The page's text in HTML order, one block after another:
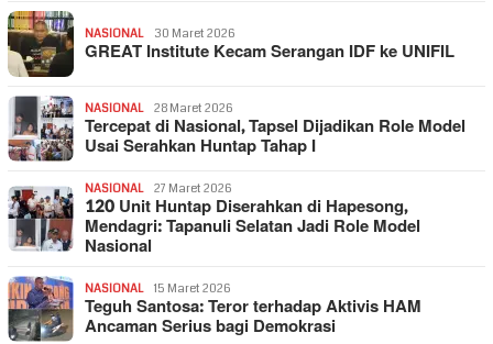
NASIONAL 30 Maret 2026
GREAT Institute Kecam Serangan IDF ke UNIFIL
NASIONAL 28 Maret 2026
Tercepat di Nasional, Tapsel Dijadikan Role Model
Usai Serahkan Huntap Tahap I
NASIONAL 27 Maret 2026
120 Unit Huntap Diserahkan di Hapesong,
Mendagri: Tapanuli Selatan Jadi Role Model
Nasional
NASIONAL 15 Maret 2026
Teguh Santosa: Teror terhadap Aktivis HAM
Ancaman Serius bagi Demokrasi